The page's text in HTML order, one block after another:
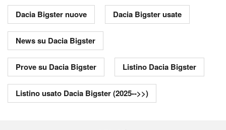
Dacia Bigster nuove Dacia Bigster usate
News su Dacia Bigster
Prove su Dacia Bigster Listino Dacia Bigster
Listino usato Dacia Bigster (2025-->>)